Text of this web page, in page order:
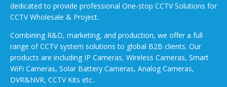
dedicated to provide professional One-stop CCTV Solutions for
CCTV Wholesale & Project.
Combining R&D, marketing, and production, we offer a full
range of CCTV system solutions to global B2B clients. Our
products are including IP Cameras, Wireless Cameras, Smart
WiFi Cameras, Solar Battery Cameras, Analog Cameras,
DVR&NVR, CCTV Kits etc..